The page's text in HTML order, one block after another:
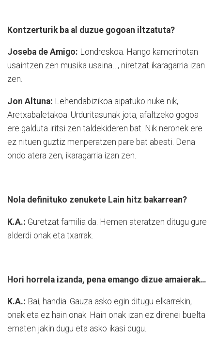
Kontzerturik ba al duzue gogoan iltzatuta?
Joseba de Amigo: Londreskoa. Hango kamerinotan
usaintzen zen musika usaina…, niretzat ikaragarria izan
zen.
Jon Altuna: Lehendabizikoa aipatuko nuke nik,
Aretxabaletakoa. Urduritasunak jota, afaltzeko gogoa
ere galduta iritsi zen taldekideren bat. Nik neronek ere
ez nituen guztiz menperatzen pare bat abesti. Dena
ondo atera zen, ikaragarria izan zen.
Nola definituko zenukete Lain hitz bakarrean?
K.A.: Guretzat familia da. Hemen ateratzen ditugu gure
alderdi onak eta txarrak.
Hori horrela izanda, pena emango dizue amaierak…
K.A.: Bai, handia. Gauza asko egin ditugu elkarrekin,
onak eta ez hain onak. Hain onak izan ez direnei buelta
ematen jakin dugu eta asko ikasi dugu.